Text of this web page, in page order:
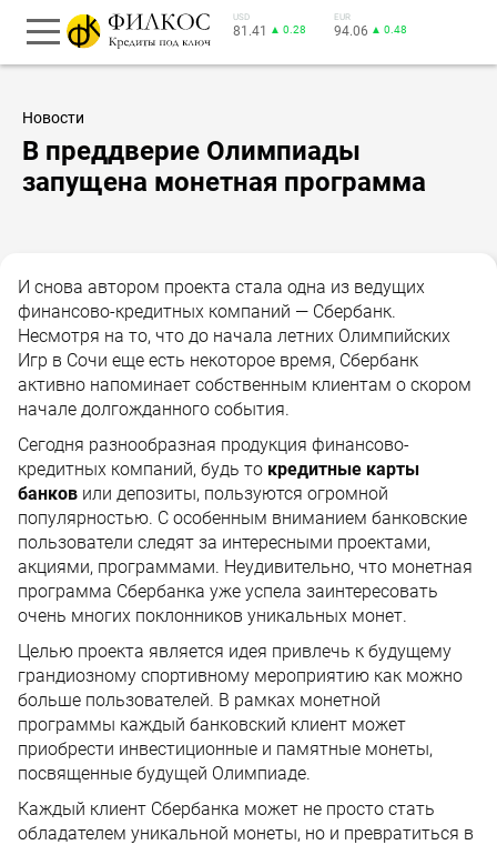
USD
81.41 ▲ 0.28
EUR
94.06 ▲ 0.48
Новости
В преддверие Олимпиады
запущена монетная программа
И снова автором проекта стала одна из ведущих
финансово-кредитных компаний — Сбербанк.
Несмотря на то, что до начала летних Олимпийских
Игр в Сочи еще есть некоторое время, Сбербанк
активно напоминает собственным клиентам о скором
начале долгожданного события.
Сегодня разнообразная продукция финансово-
кредитных компаний, будь то кредитные карты
банков или депозиты, пользуются огромной
популярностью. С особенным вниманием банковские
пользователи следят за интересными проектами,
акциями, программами. Неудивительно, что монетная
программа Сбербанка уже успела заинтересовать
очень многих поклонников уникальных монет.
Целью проекта является идея привлечь к будущему
грандиозному спортивному мероприятию как можно
больше пользователей. В рамках монетной
программы каждый банковский клиент может
приобрести инвестиционные и памятные монеты,
посвященные будущей Олимпиаде.
Каждый клиент Сбербанка может не просто стать
обладателем уникальной монеты, но и превратиться в